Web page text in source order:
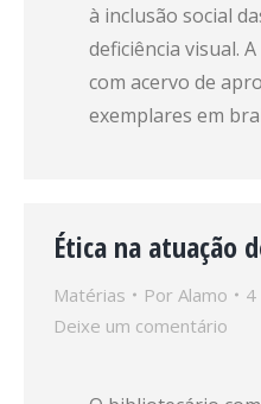
à inclusão social
deficiência visual.
com acervo de
exemplares em
Ética na atuação
Matérias Por Alamo
4
Deixe um comentário